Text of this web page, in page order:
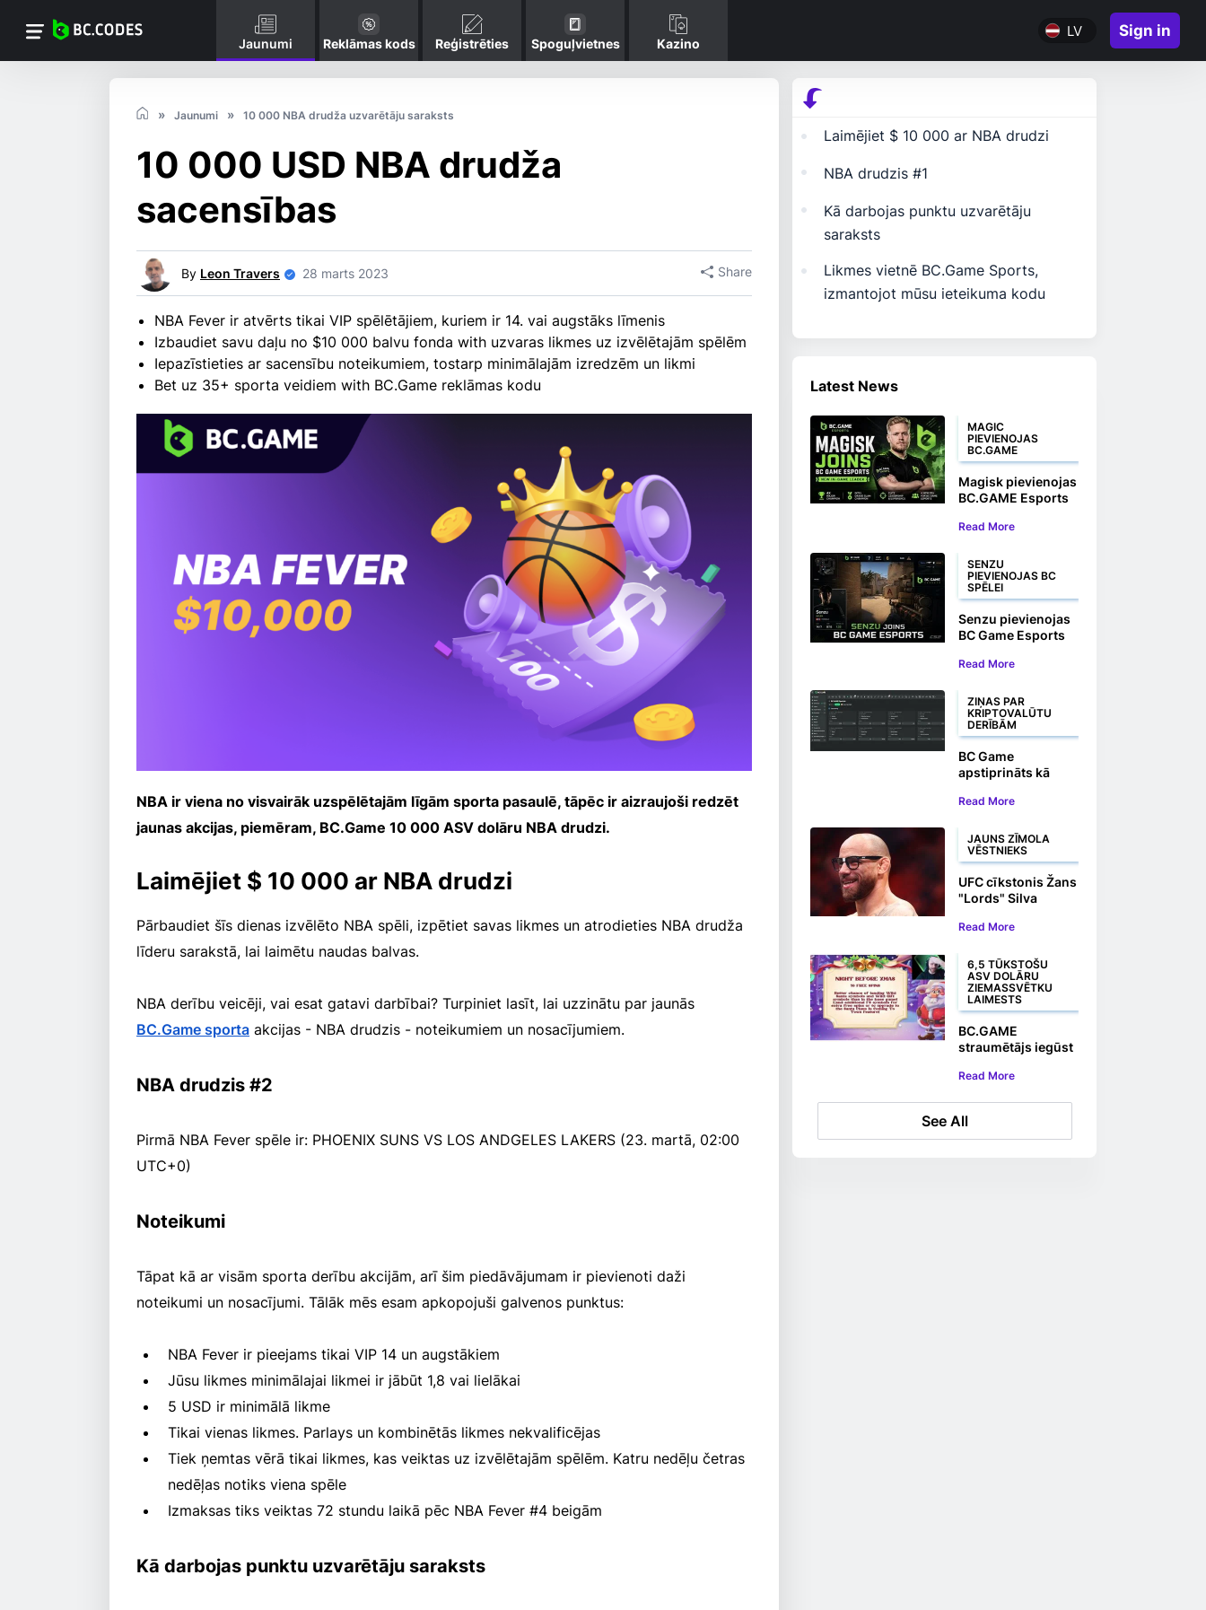
Jaunumi Reklāmas kods Reģistrēties Spoguļvietnes Kazino
LV Sign in
Jaunumi 10 000 NBA drudža uzvarētāju saraksts
10 000 USD NBA drudža
sacensības
By Leon Travers 28 marts 2023 Share
NBA Fever ir atvērts tikai VIP spēlētājiem, kuriem ir 14. vai augstāks līmenis
Izbaudiet savu daļu no $10 000 balvu fonda with uzvaras likmes uz izvēlētajām spēlēm
Iepazīstieties ar sacensību noteikumiem, tostarp minimālajām izredzēm un likmi
Bet uz 35+ sporta veidiem with BC.Game reklāmas kodu
NBA ir viena no visvairāk uzspēlētajām līgām sporta pasaulē, tāpēc ir aizraujoši redzēt
jaunas akcijas, piemēram, BC.Game 10 000 ASV dolāru NBA drudzi.
Laimējiet $ 10 000 ar NBA drudzi
Pārbaudiet šīs dienas izvēlēto NBA spēli, izpētiet savas likmes un atrodieties NBA drudža
līderu sarakstā, lai laimētu naudas balvas.
NBA derību veicēji, vai esat gatavi darbībai? Turpiniet lasīt, lai uzzinātu par jaunās
BC.Game sporta akcijas - NBA drudzis - noteikumiem un nosacījumiem.
NBA drudzis #2
Pirmā NBA Fever spēle ir: PHOENIX SUNS VS LOS ANDGELES LAKERS (23. martā, 02:00
UTC+0)
Noteikumi
Tāpat kā ar visām sporta derību akcijām, arī šim piedāvājumam ir pievienoti daži
noteikumi un nosacījumi. Tālāk mēs esam apkopojuši galvenos punktus:
NBA Fever ir pieejams tikai VIP 14 un augstākiem
Jūsu likmes minimālajai likmei ir jābūt 1,8 vai lielākai
5 USD ir minimālā likme
Tikai vienas likmes. Parlays un kombinētās likmes nekvalificējas
Tiek ņemtas vērā tikai likmes, kas veiktas uz izvēlētajām spēlēm. Katru nedēļu četras
nedēļas notiks viena spēle
Izmaksas tiks veiktas 72 stundu laikā pēc NBA Fever #4 beigām
Kā darbojas punktu uzvarētāju saraksts
Laimējiet $ 10 000 ar NBA drudzi
NBA drudzis #1
Kā darbojas punktu uzvarētāju
saraksts
Likmes vietnē BC.Game Sports,
izmantojot mūsu ieteikuma kodu
Latest News
MAGIC
PIEVIENOJAS
BC.GAME
Magisk pievienojas
BC.GAME Esports
iekšējais līderis
Read More
SENZU
PIEVIENOJAS BC
SPĒLEI
Senzu pievienojas
BC Game Esports
Read More
ZIŅAS PAR
KRIPTOVALŪTU
DERĪBĀM
BC Game
apstiprināts kā
Fight Night 2025
Read More
JAUNS ZĪMOLA
VĒSTNIEKS
UFC cīkstonis Žans
"Lords" Silva
BC.GAME kā zīmola
Read More
6,5 TŪKSTOŠU
ASV DOLĀRU
ZIEMASSVĒTKU
LAIMESTS
BC.GAME
straumētājs iegūst
dolāru lielu
spēļu automāta
laimestu
Read More
See All